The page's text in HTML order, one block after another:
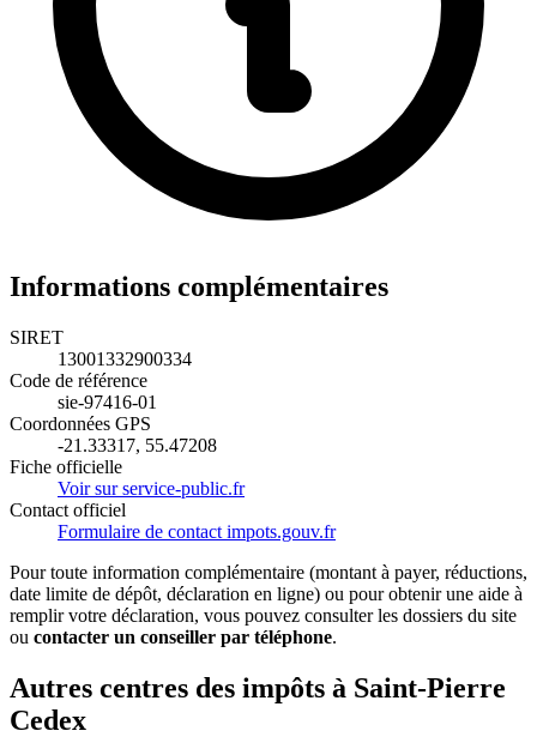
Informations complémentaires
SIRET
13001332900334
Code de référence
sie-97416-01
Coordonnées GPS
-21.33317, 55.47208
Fiche officielle
Voir sur service-public.fr
Contact officiel
Formulaire de contact impots.gouv.fr
Pour toute information complémentaire (montant à payer, réductions,
date limite de dépôt, déclaration en ligne) ou pour obtenir une aide à
remplir votre déclaration, vous pouvez consulter les dossiers du site
ou contacter un conseiller par téléphone.
Autres centres des impôts à Saint-Pierre
Cedex